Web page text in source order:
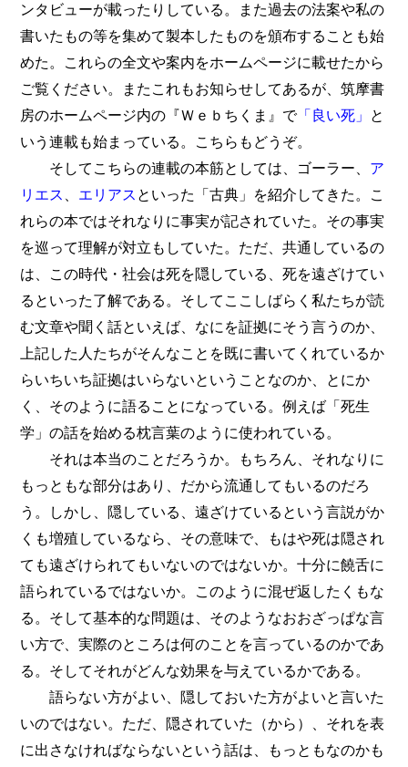
ンタビューが載ったりしている。また過去の法案や私の
書いたもの等を集めて製本したものを頒布することも始
めた。これらの全文や案内をホームページに載せたから
ご覧ください。またこれもお知らせしてあるが、筑摩書
房のホームページ内の『Ｗｅｂちくま』で「良い死」 と
いう連載も始まっている。こちらもどうぞ。
そしてこちらの連載の本筋としては、ゴーラー、 ア
リエス
エリアス といった「古典」を紹介してきた。こ
れらの本ではそれなりに事実が記されていた。その事実
を巡って理解が対立もしていた。ただ、共通しているの
は、この時代・社会は死を隠している、死を遠ざけてい
るといった了解である。そしてここしばらく私たちが読
む文章や聞く話といえば、なにを証拠にそう言うのか、
上記した人たちがそんなことを既に書いてくれているか
らいちいち証拠はいらないということなのか、とにか
く、そのように語ることになっている。例えば「死生
学」の話を始める枕言葉のように使われている。
それは本当のことだろうか。もちろん、それなりに
もっともな部分はあり、だから流通してもいるのだろ
う。しかし、隠している、遠ざけているという言説がか
くも増殖しているなら、その意味で、もはや死は隠され
ても遠ざけられてもいないのではないか。十分に饒舌に
語られているではないか。このように混ぜ返したくもな
る。そして基本的な問題は、そのようなおおざっぱな言
い方で、実際のところは何のことを言っているのかであ
る。そしてそれがどんな効果を与えているかである。
語らない方がよい、隠しておいた方がよいと言いた
いのではない。ただ、隠されていた（から）、それを表
に出さなければならないという話は、もっともなのかも